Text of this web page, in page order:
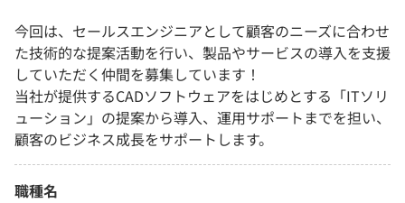
今回は、セールスエンジニアとして顧客のニーズに合わせ
た技術的な提案活動を行い、製品やサービスの導入を支援
していただく仲間を募集しています！
当社が提供するCADソフトウェアをはじめとする「ITソリ
ューション」の提案から導入、運用サポートまでを担い、
顧客のビジネス成長をサポートします。
職種名